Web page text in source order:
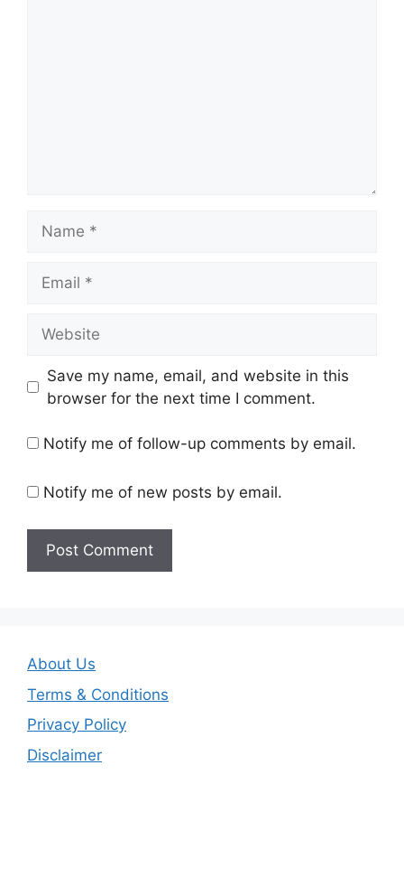
Save my name, email, and website in this
browser for the next time I comment.
Notify me of follow-up comments by email.
Notify me of new posts by email.
About Us
Terms & Conditions
Privacy Policy
Disclaimer